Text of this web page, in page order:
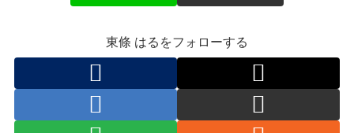
東條 はるをフォローする